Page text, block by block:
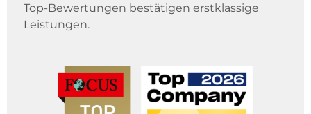
Top-Bewertungen bestätigen erstklassige
Leistungen.